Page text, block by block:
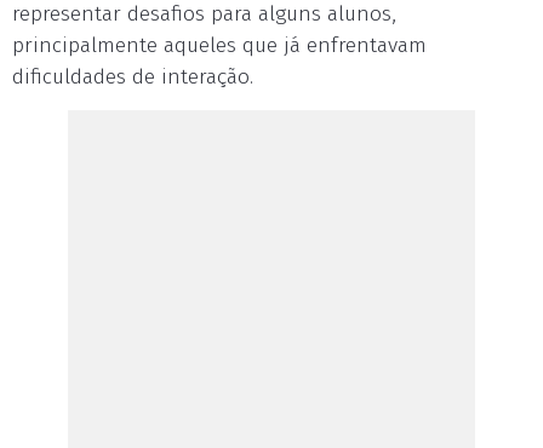
representar desafios para alguns alunos,
principalmente aqueles que já enfrentavam
dificuldades de interação.